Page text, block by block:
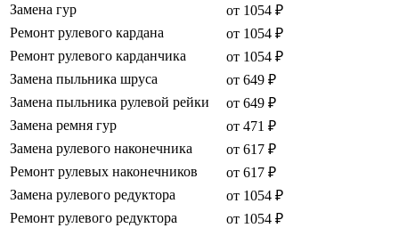
Замена гур
от 1054 ₽
Ремонт рулевого кардана
от 1054 ₽
Ремонт рулевого карданчика
от 1054 ₽
Замена пыльника шруса
от 649 ₽
Замена пыльника рулевой рейки
от 649 ₽
Замена ремня гур
от 471 ₽
Замена рулевого наконечника
от 617 ₽
Ремонт рулевых наконечников
от 617 ₽
Замена рулевого редуктора
от 1054 ₽
Ремонт рулевого редуктора
от 1054 ₽